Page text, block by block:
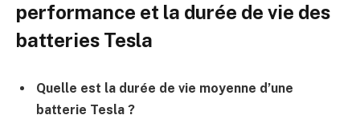
performance et la durée de vie des
batteries Tesla
Quelle est la durée de vie moyenne d’une
batterie Tesla ?